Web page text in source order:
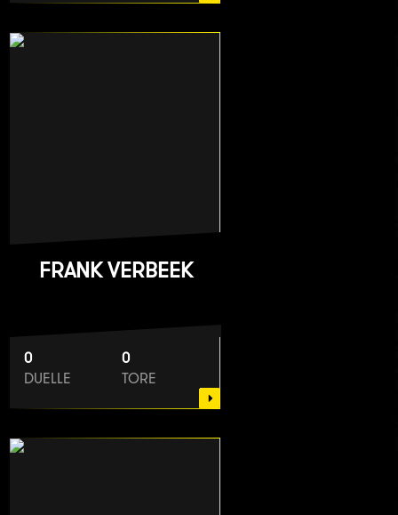
FRANK VERBEEK
0
DUELLE
0
TORE